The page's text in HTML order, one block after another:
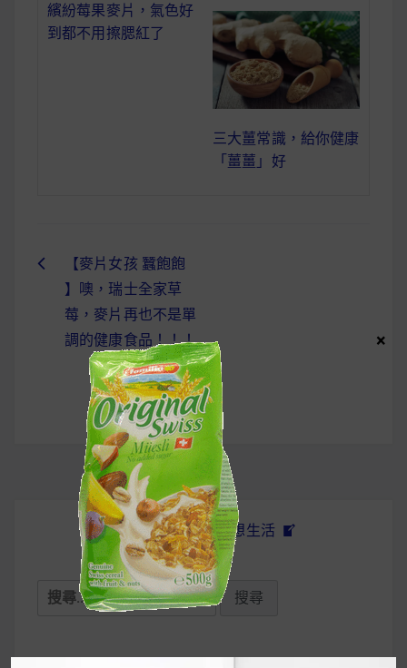
繽紛莓果麥片，氣色好
到都不用擦腮紅了
三大薑常識，給你健康
「薑薑」好
文
【麥片女孩 蠶飽飽
】噢，瑞士全家草
莓，麥片再也不是單
調的健康食品！！！
UrMart 為你打造理想生活
搜
×